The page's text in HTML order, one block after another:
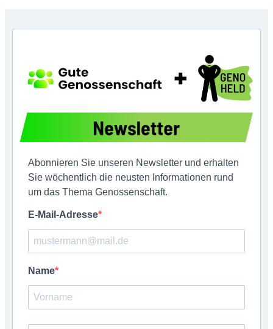
Abonnieren Sie unseren Newsletter und erhalten
Sie wöchentlich die neusten Informationen rund
um das Thema Genossenschaft.
E-Mail-Adresse
Name